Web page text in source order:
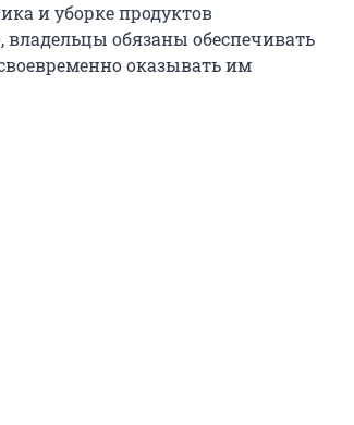
и уборке продуктов
обязаны обеспечивать
оказывать им